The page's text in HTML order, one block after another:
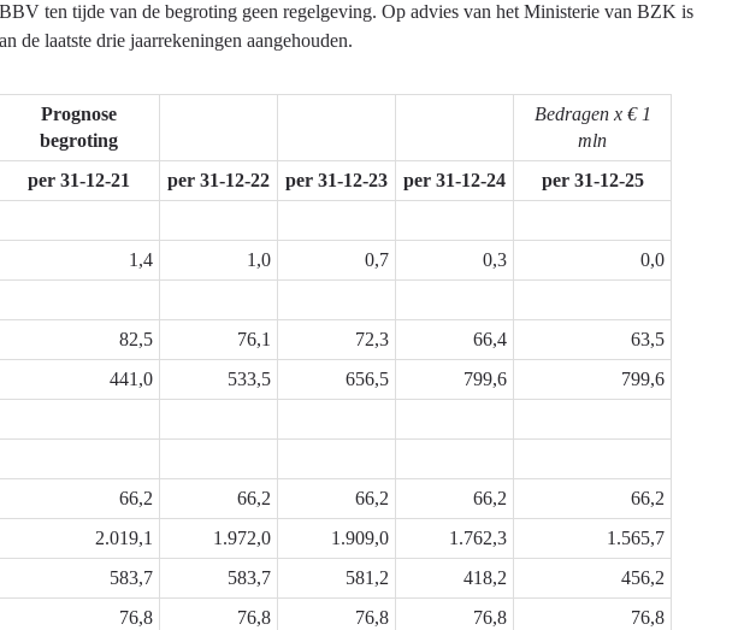
ten tijde van de begroting geen regelgeving. Op advies van het Ministerie van BZK is
de laatste drie jaarrekeningen aangehouden.
Prognose
begroting
Bedragen x € 1
mln
per 31-12-21 per 31-12-22 per 31-12-23 per 31-12-24
per 31-12-25
1,4 1,0 0,7 0,3
0,0
82,5 76,1 72,3 66,4
63,5
441,0 533,5 656,5 799,6 799,6
66,2 66,2 66,2 66,2
66,2
2.019,1 1.972,0 1.909,0 1.762,3
1.565,7
583,7 583,7 581,2 418,2
456,2
76,8 76,8 76,8 76,8 76,8